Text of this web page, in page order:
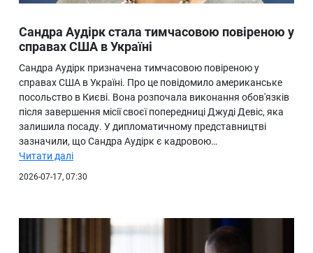
Сандра Аудірк стала тимчасовою повіреною у
справах США в Україні
Сандра Аудірк призначена тимчасовою повіреною у
справах США в Україні. Про це повідомило американське
посольство в Києві. Вона розпочала виконання обов'язків
після завершення місії своєї попередниці Джуді Девіс, яка
залишила посаду. У дипломатичному представництві
зазначили, що Сандра Аудірк є кадровою…
Читати далі
2026-07-17, 07:30